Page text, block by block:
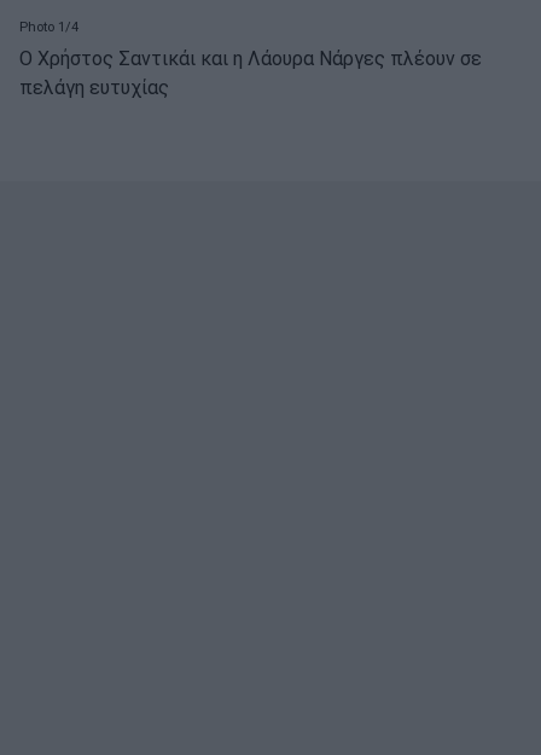
Photo 1/4
Ο Χρήστος Σαντικάι και η Λάουρα Νάργες πλέουν σε
πελάγη ευτυχίας